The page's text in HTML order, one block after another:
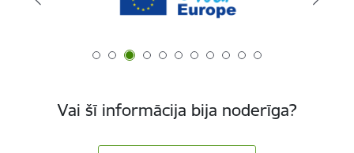
Vai šī informācija bija noderīga?